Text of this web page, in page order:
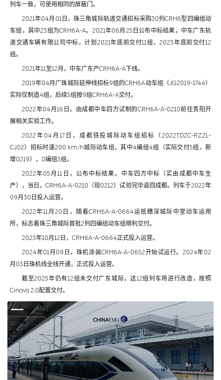
列车一致，可使用相同的屏蔽门。
2021年04月01日，珠三角城际轨道交通招标采购30列CRH6型四编组动
车组，其中23组为CRH6A-A。2021年06月25日公布中标结果，中车广东轨
道交通车辆有限公司中标，计划2021年底前交付11组，2023年底前交付12
组。
2021年11至12月，中车广东产CRH6A-A下线。
2019年04月广珠城际延伸线招标9组的CRH6A动车组（JG2019-1744）
实际仅制造4组，后续5组按9组CRH6A-A交付。
2022年04月16日，由成都中车四方试制的CRH6A-A-0210前往贵阳开
展相关实验工作。
2022年04月17日，成都铁投城际动车组招标（2022TDZC-RZZL-
CJ02）招标时速200 km/h城际动车组，其中4编组4组（实际交付5组，新
增0219），8编组3组。
2022年05月11日，公布中标结果，中车四方中标（实由成都中车生
产），当日，CRH6A-A-0210（现0212）试验完毕返回成都。列车于2022年
09月30日投入运营。
2022年11月20日，随着CRH6A-A-0664运抵穗深城际中堂动车运用
所，标志着珠三角城际首批2列四编组动车组顺利交付。
2023年10月12日，CRH6A-A-0664正式投入运营。
2024年01月09日，珠机涂装CRH6A-A-0652开始试运行。2024年02
月03日珠机线全线开通，正式投入运营。
截至2025年仍有12组未交付广东城际，这12组列车将进行改造，按照
Cinova 2.0配置交付。